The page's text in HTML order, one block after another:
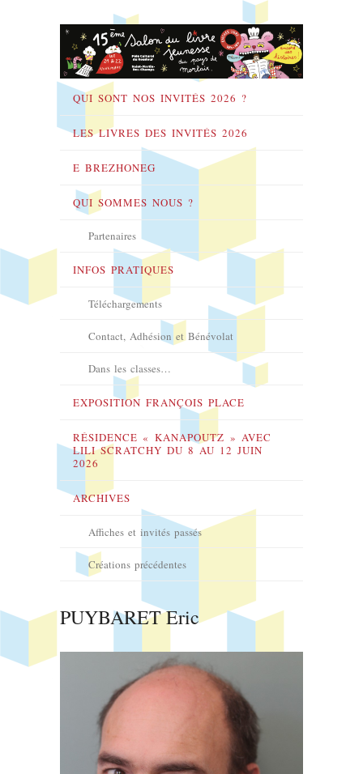
QUI SONT NOS INVITÉS 2026 ?
LES LIVRES DES INVITÉS 2026
E BREZHONEG
QUI SOMMES NOUS ?
Partenaires
INFOS PRATIQUES
Téléchargements
Contact, Adhésion et Bénévolat
Dans les classes…
EXPOSITION FRANÇOIS PLACE
RÉSIDENCE « KANAPOUTZ » AVEC
LILI SCRATCHY DU 8 AU 12 JUIN
2026
ARCHIVES
Affiches et invités passés
Créations précédentes
PUYBARET Eric